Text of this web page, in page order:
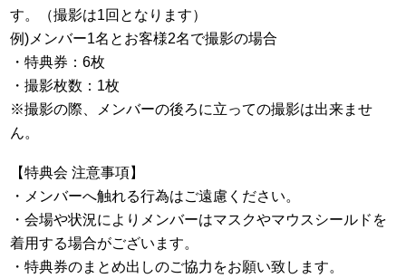
す。（撮影は1回となります）
例)メンバー1名とお客様2名で撮影の場合
・特典券：6枚
・撮影枚数：1枚
※撮影の際、メンバーの後ろに立っての撮影は出来ませ
ん。
【特典会 注意事項】
・メンバーへ触れる行為はご遠慮ください。
・会場や状況によりメンバーはマスクやマウスシールドを
着用する場合がございます。
・特典券のまとめ出しのご協力をお願い致します。